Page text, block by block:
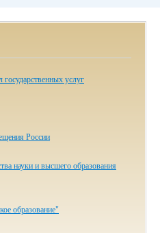
услуг
России
науки и высшего образования
образование"